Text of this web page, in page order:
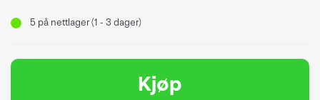
5 på nettlager (1 - 3 dager)
Kjøp